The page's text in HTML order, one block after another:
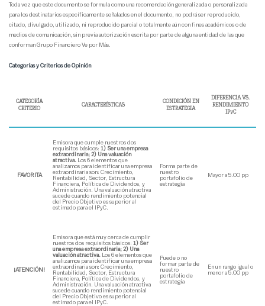
Toda vez que este documento se formula como una recomendación generalizada o personalizada
para los destinatarios específicamente señalados en el documento, no podrá ser reproducido,
citado, divulgado, utilizado, ni reproducido parcial o totalmente aún con fines académicos o de
medios de comunicación, sin previa autorización escrita por parte de alguna entidad de las que
conforman Grupo Financiero Ve por Más.
Categorías y Criterios de Opinión
CATEGORÍA
CRITERIO
CARACTERÍSTICAS
CONDICIÓN EN
ESTRATEGIA
DIFERENCIA VS.
RENDIMIENTO
IPyC
FAVORITA
Emisora que cumple nuestros dos
requisitos básicos: 1) Ser una empresa
extraordinaria; 2) Una valuación
atractiva. Los 6 elementos que
analizamos para identificar una empresa
extraordinaria son: Crecimiento,
Rentabilidad, Sector, Estructura
Financiera, Política de Dividendos, y
Administración. Una valuación atractiva
sucede cuando rendimiento potencial
del Precio Objetivo es superior al
estimado para el IPyC.
Forma parte de
nuestro
portafolio de
estrategia
Mayor a 5.00 pp
¡ATENCIÓN!
Emisora que está muy cerca de cumplir
nuestros dos requisitos básicos: 1) Ser
una empresa extraordinaria; 2) Una
valuación atractiva. Los 6 elementos que
analizamos para identificar una empresa
extraordinaria son: Crecimiento,
Rentabilidad, Sector, Estructura
Financiera, Política de Dividendos, y
Administración. Una valuación atractiva
sucede cuando rendimiento potencial
del Precio Objetivo es superior al
estimado para el IPyC.
Puede o no
formar parte de
nuestro
portafolio de
estrategia
En un rango igual o
menor a 5.00 pp